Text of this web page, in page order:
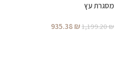
מסגרת עץ
1,199.20₪
935.38₪